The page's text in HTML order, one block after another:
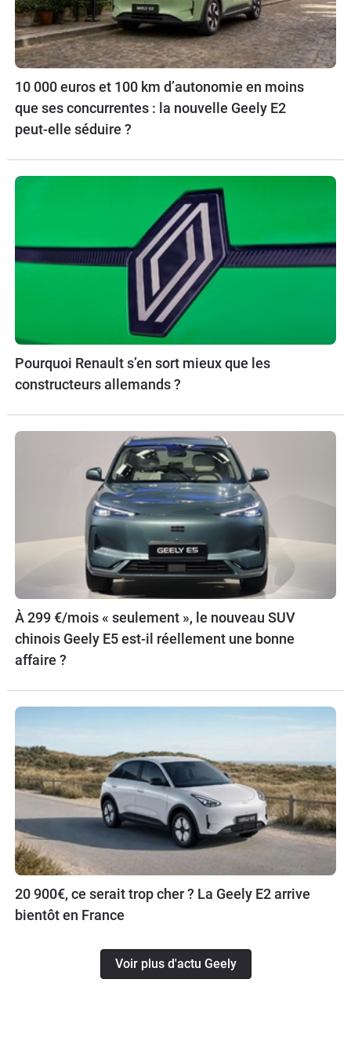
10 000 euros et 100 km d’autonomie en moins
que ses concurrentes : la nouvelle Geely E2
peut-elle séduire ?
Pourquoi Renault s’en sort mieux que les
constructeurs allemands ?
À 299 €/mois « seulement », le nouveau SUV
chinois Geely E5 est-il réellement une bonne
affaire ?
20 900€, ce serait trop cher ? La Geely E2 arrive
bientôt en France
Voir plus d'actu Geely